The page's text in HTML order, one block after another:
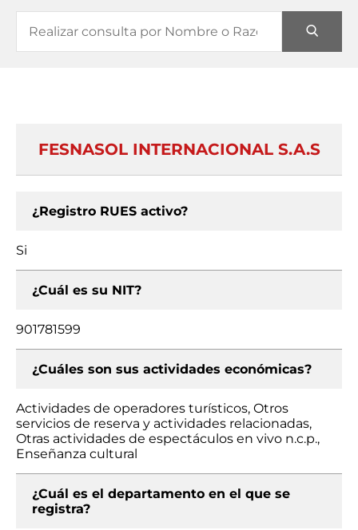
FESNASOL INTERNACIONAL S.A.S
¿Registro RUES activo?
Si
¿Cuál es su NIT?
901781599
¿Cuáles son sus actividades económicas?
Actividades de operadores turísticos, Otros
servicios de reserva y actividades relacionadas,
Otras actividades de espectáculos en vivo n.c.p.,
Enseñanza cultural
¿Cuál es el departamento en el que se
registra?